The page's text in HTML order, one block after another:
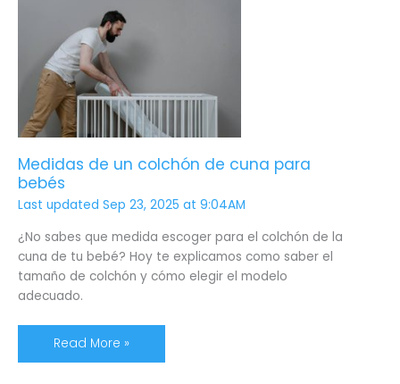
Medidas de un colchón de cuna para
bebés
Last updated Sep 23, 2025 at 9:04AM
¿No sabes que medida escoger para el colchón de la
cuna de tu bebé? Hoy te explicamos como saber el
tamaño de colchón y cómo elegir el modelo
adecuado.
un
colchón
de
cuna
para
bebés
Read More »